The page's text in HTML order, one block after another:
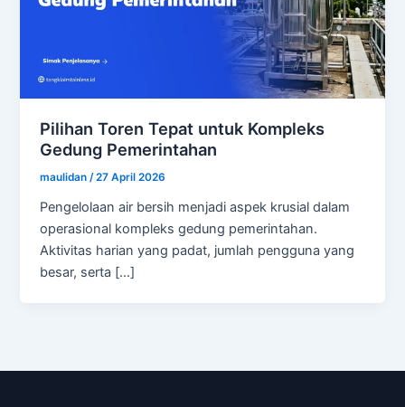
Pilihan Toren Tepat untuk Kompleks
Gedung Pemerintahan
maulidan/27 April 2026
Pengelolaan air bersih menjadi aspek krusial dalam
operasional kompleks gedung pemerintahan.
Aktivitas harian yang padat, jumlah pengguna yang
besar, serta […]